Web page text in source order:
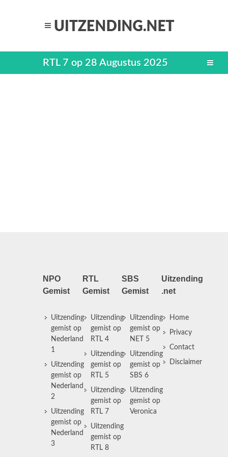
RTL 7 op 28 Augustus 2025
NPO
Gemist
Uitzending
gemist op
Nederland
1
Uitzending
gemist op
Nederland
2
Uitzending
gemist op
Nederland
3
RTL
Gemist
Uitzending
gemist op
RTL 4
Uitzending
gemist op
RTL 5
Uitzending
gemist op
RTL 7
Uitzending
gemist op
RTL 8
SBS
Gemist
Uitzending
gemist op
NET 5
Uitzending
gemist op
SBS 6
Uitzending
gemist op
Veronica
Uitzending
.net
Home
Privacy
Contact
Disclaimer